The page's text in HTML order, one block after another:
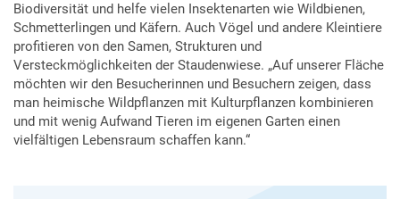
Biodiversität und helfe vielen Insektenarten wie Wildbienen,
Schmetterlingen und Käfern. Auch Vögel und andere Kleintiere
profitieren von den Samen, Strukturen und
Versteckmöglichkeiten der Staudenwiese. „Auf unserer Fläche
möchten wir den Besucherinnen und Besuchern zeigen, dass
man heimische Wildpflanzen mit Kulturpflanzen kombinieren
und mit wenig Aufwand Tieren im eigenen Garten einen
vielfältigen Lebensraum schaffen kann.“